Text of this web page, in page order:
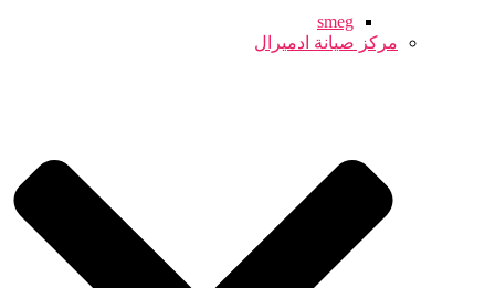
smeg
مركز صيانة ادميرال